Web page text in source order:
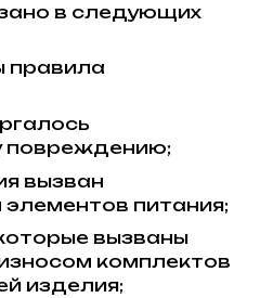
в следующих
правила
повреждению;
вызван
питания;
вызваны
комплектов
изделия;